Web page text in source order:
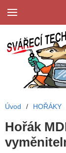
Úvod / HOŘÁKY
Hořák